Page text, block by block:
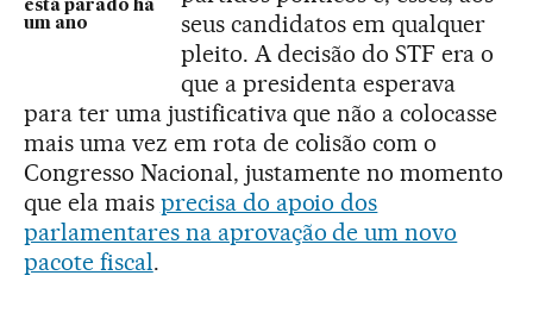
está parado há
um ano
seus candidatos em qualquer
pleito. A decisão do STF era o
que a presidenta esperava
para ter uma justificativa que não a colocasse
mais uma vez em rota de colisão com o
Congresso Nacional, justamente no momento
que ela mais precisa do apoio dos
parlamentares na aprovação de um novo
pacote fiscal.